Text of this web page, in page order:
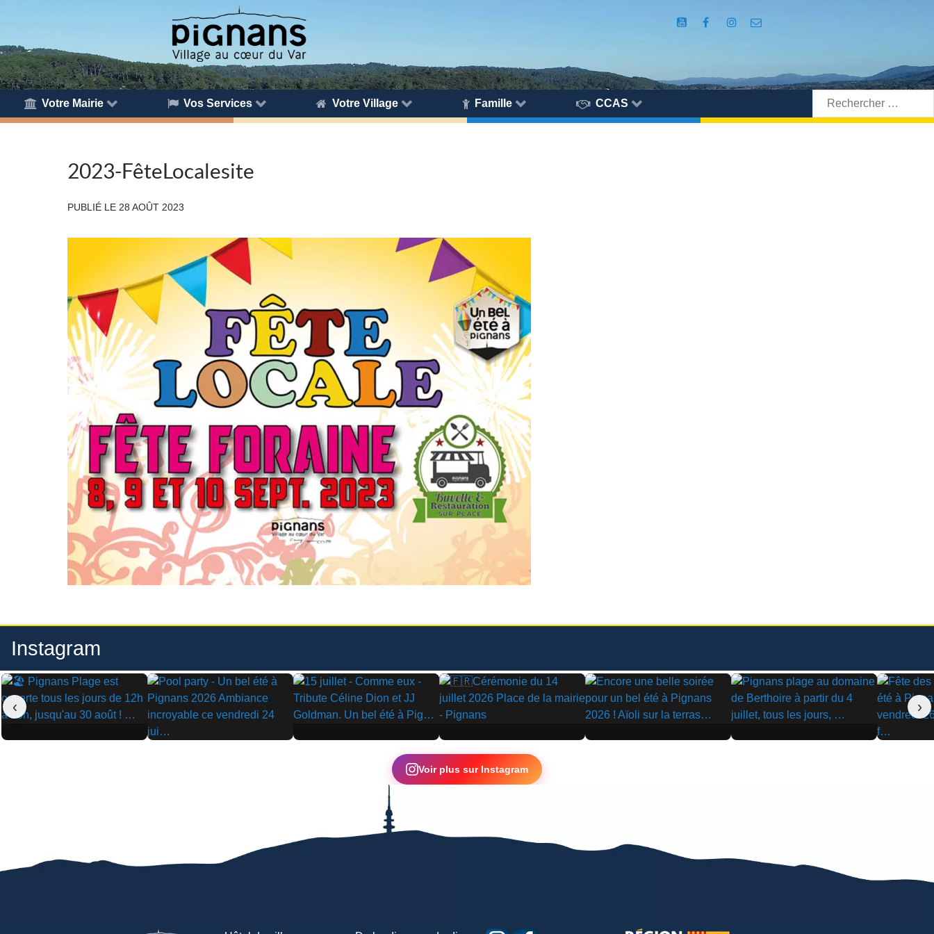
Votre Mairie Vos Services Votre Village Famille CCAS
Rechercher:
2023-FêteLocalesite
PUBLIÉ LE 28 AOÛT 2023
Instagram
▶
▶
▶ ▶ ▶ ▶
▶
‹ ›
Voir plus sur Instagram